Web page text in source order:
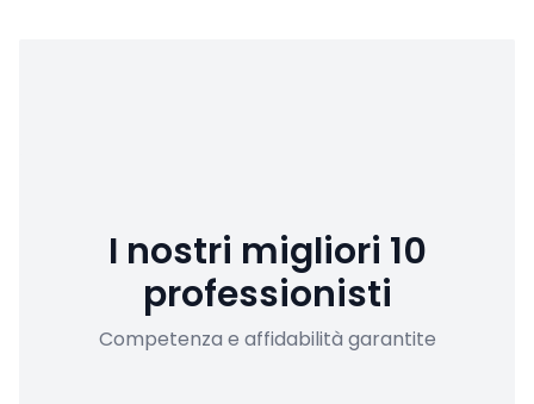
I nostri migliori 10
professionisti
Competenza e affidabilità garantite